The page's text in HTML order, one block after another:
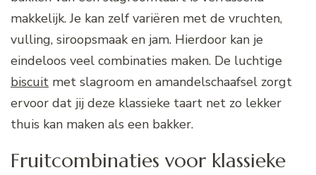
makkelijk. Je kan zelf variëren met de vruchten,
vulling, siroopsmaak en jam. Hierdoor kan je
eindeloos veel combinaties maken. De luchtige
biscuit met slagroom en amandelschaafsel zorgt
ervoor dat jij deze klassieke taart net zo lekker
thuis kan maken als een bakker.
Fruitcombinaties voor klassieke